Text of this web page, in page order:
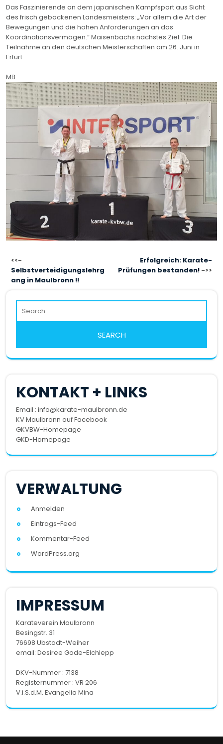
Das Faszinierende an dem japanischen Kampfsport aus Sicht
des frisch gebackenen Landesmeisters: „Vor allem die Art der
Bewegungen und die hohen Anforderungen an das
Koordinationsvermögen.“ Maisenbachs nächstes Ziel: Die
Teilnahme an den deutschen Meisterschaften am 26. Juni in
Erfurt.
MB
BEITRAGSNAVIGATION
Selbstverteidigungslehrg
ang in Maulbronn !!
Erfolgreich: Karate-
Prüfungen bestanden!
KONTAKT + LINKS
Email : info@karate-maulbronn.de
KV Maulbronn auf Facebook
GKVBW-Homepage
GKD-Homepage
VERWALTUNG
Anmelden
Eintrags-Feed
Kommentar-Feed
WordPress.org
IMPRESSUM
Karateverein Maulbronn
Besingstr. 31
76698 Ubstadt-Weiher
email: Desiree Gode-Elchlepp
DKV-Nummer : 7138
Registernummer : VR 206
V.i.S.d.M. Evangelia Mina